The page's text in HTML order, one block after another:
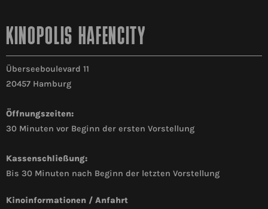
KINOPOLIS HAFENCITY
Überseeboulevard 11
20457 Hamburg
Öffnungszeiten:
30 Minuten vor Beginn der ersten Vorstellung
Kassenschließung:
Bis 30 Minuten nach Beginn der letzten Vorstellung
Kinoinformationen / Anfahrt